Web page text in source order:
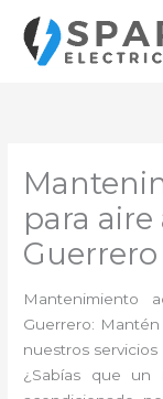
contenido
para
Guerrero
Mantenimiento
Guerrero:
nuestros servicios
¿Sabías que un